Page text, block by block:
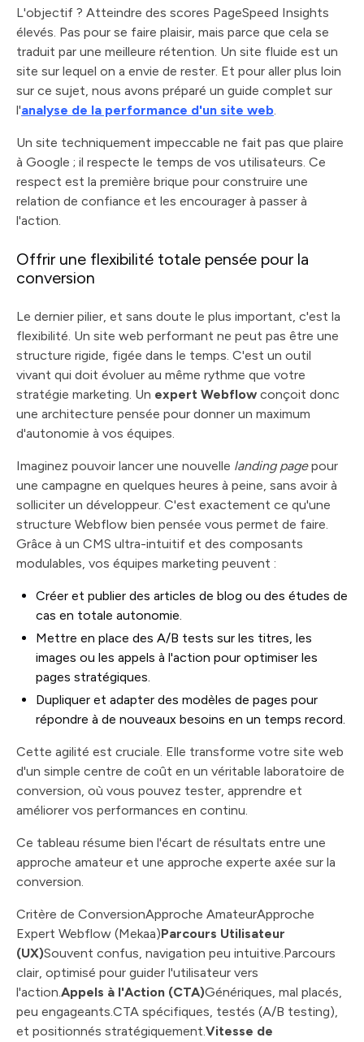
L'objectif ? Atteindre des scores PageSpeed Insights
élevés. Pas pour se faire plaisir, mais parce que cela se
traduit par une meilleure rétention. Un site fluide est un
site sur lequel on a envie de rester. Et pour aller plus loin
sur ce sujet, nous avons préparé un guide complet sur
l'analyse de la performance d'un site web.
Un site techniquement impeccable ne fait pas que plaire
à Google ; il respecte le temps de vos utilisateurs. Ce
respect est la première brique pour construire une
relation de confiance et les encourager à passer à
l'action.
Offrir une flexibilité totale pensée pour la
conversion
Le dernier pilier, et sans doute le plus important, c'est la
flexibilité. Un site web performant ne peut pas être une
structure rigide, figée dans le temps. C'est un outil
vivant qui doit évoluer au même rythme que votre
stratégie marketing. Un expert Webflow conçoit donc
une architecture pensée pour donner un maximum
d'autonomie à vos équipes.
Imaginez pouvoir lancer une nouvelle landing pagepour
une campagne en quelques heures à peine, sans avoir à
solliciter un développeur. C'est exactement ce qu'une
structure Webflow bien pensée vous permet de faire.
Grâce à un CMS ultra-intuitif et des composants
modulables, vos équipes marketing peuvent :
Créer et publier des articles de blog ou des études de
cas en totale autonomie.
Mettre en place des A/B tests sur les titres, les
images ou les appels à l'action pour optimiser les
pages stratégiques.
Dupliquer et adapter des modèles de pages pour
répondre à de nouveaux besoins en un temps record.
Cette agilité est cruciale. Elle transforme votre site web
d'un simple centre de coût en un véritable laboratoire de
conversion, où vous pouvez tester, apprendre et
améliorer vos performances en continu.
Ce tableau résume bien l'écart de résultats entre une
approche amateur et une approche experte axée sur la
conversion.
Critère de ConversionApproche AmateurApproche
Expert Webflow (Mekaa)Parcours Utilisateur
(UX)Souvent confus, navigation peu intuitive.Parcours
clair, optimisé pour guider l'utilisateur vers
l'action.Appels à l'Action (CTA)Génériques, mal placés,
peu engageants.CTA spécifiques, testés (A/B testing),
et positionnés stratégiquement.Vitesse de